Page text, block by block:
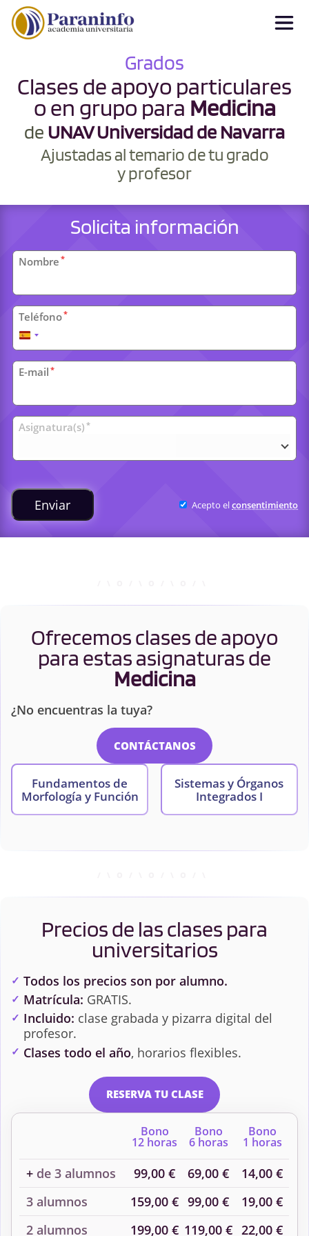
Grados
Clases de apoyo particulares
o en grupo para Medicina
de UNAV Universidad de Navarra
Ajustadas al temario de tu grado
y profesor
Solicita información
Datos
personales
Nombre *
Teléfono*
España
+34
E-mail *
Clases
universitarias
Asignatura(s) *
Enviar Acepto elconsentimiento
Ofrecemos clases de apoyo
para estas asignaturas de
Medicina
¿No encuentras la tuya?
CONTÁCTANOS
Fundamentos de
Morfología y Función
Sistemas y Órganos
Integrados I
Precios de las clases para
universitarios
Todos los precios son por alumno.
Matrícula: GRATIS.
Incluido: clase grabada y pizarra digital del
profesor.
Clases todo el año, horarios flexibles.
RESERVA TU CLASE
Bono
12 horas
Bono
6 horas
Bono
1 horas
+ de 3 alumnos 99,00 € 69,00 €
14,00 €
3 alumnos
159,00 € 99,00 €
19,00 €
2 alumnos
199,00 € 119,00 € 22,00 €